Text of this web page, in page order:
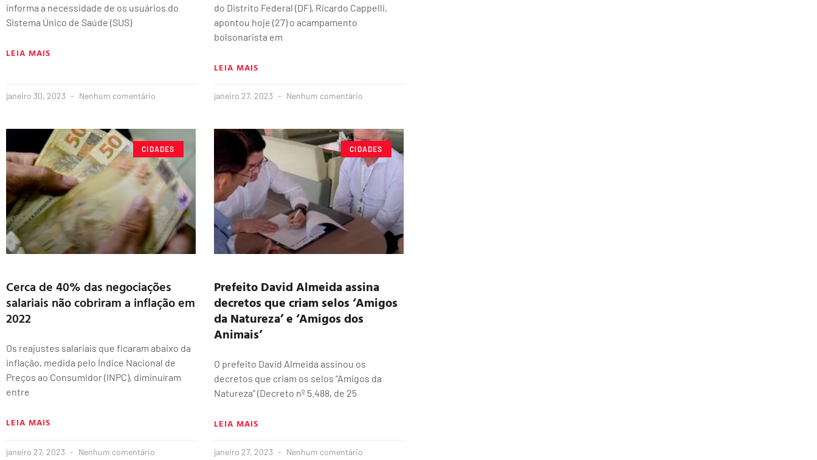
informa a necessidade de os usuários do
Sistema Único de Saúde (SUS)
LEIA MAIS
janeiro 30, 2023 Nenhum comentário
do Distrito Federal (DF), Ricardo Cappelli,
apontou hoje (27) o acampamento
bolsonarista em
LEIA MAIS
janeiro 27, 2023 Nenhum comentário
CIDADES
Cerca de 40% das negociações
salariais não cobriram a inflação em
2022
Os reajustes salariais que ficaram abaixo da
inflação, medida pelo Índice Nacional de
Preços ao Consumidor (INPC), diminuíram
entre
LEIA MAIS
janeiro 27, 2023 Nenhum comentário
CIDADES
Prefeito David Almeida assina
decretos que criam selos ‘Amigos
da Natureza’ e ‘Amigos dos
Animais’
O prefeito David Almeida assinou os
decretos que criam os selos “Amigos da
Natureza” (Decreto nº 5.488, de 25
LEIA MAIS
janeiro 27, 2023 Nenhum comentário